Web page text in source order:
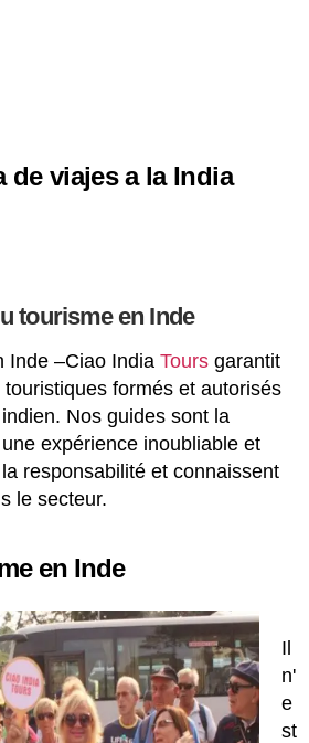
de viajes a la India
tourisme en Inde
Inde –Ciao India Tours garantit
touristiques formés et autorisés
Nos guides sont la
expérience inoubliable et
responsabilité et connaissent
le secteur.
en Inde
Il
n'
e
st